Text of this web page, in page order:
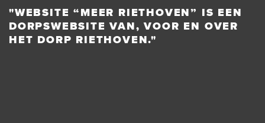
"WEBSITE “MEER RIETHOVEN” IS EEN
DORPSWEBSITE VAN, VOOR EN OVER
HET DORP RIETHOVEN."